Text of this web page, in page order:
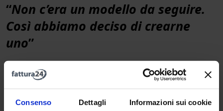
Consenso Dettagli Informazioni sui cookie
“Non c’era un modello da seguire.
Così abbiamo deciso di crearne
uno”
Abbiamo costruito una piattaforma cloud che
Abbiamo affiancato alla tecnologia percorsi formativi,